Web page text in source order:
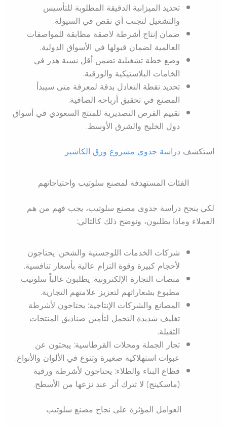
تحديد الميزانية الدقيقة المطلوبة للتأسيس
والتشغيل لتجنب أي نقص في السيولة.
ضمان إنتاج أشرطة لاصقة مطابقة للمواصفات
العالمية لضمان قبولها في الأسواق الدولية.
وضع خطة تشغيلية تضمن أقل نسبة هدر في
الخامات البلاستيكية والورقية.
تحديد نقطة التعادل بدقة لمعرفة متى سيبدأ
المصنع في تحقيق أرباحه الصافية.
تقييم الفرص التصديرية للمنتج السعودي في أسواق
دول الخليج والشرق الأوسط.
استكشف دراسة جدوى مشروع ورق الكاشير
الفئات المستهدفة لمصنع سلوتيب واحتياجاتهم
لكي ينجح دراسة جدوى مصنع سلوتيب، يجب فهم من هم
العملاء وماذا يطلبون، ونوضح ذلك كالتالي:
شركات الخدمات اللوجستية والشحن: يحتاجون
لأحجام كبيرة وقوة التزام عالية بأسعار تنافسية.
منصات التجارة الإلكترونية: يطلبون غالباً سلوتيب
مطبوع بشعاراتهم لتعزيز علامتهم التجارية.
المصانع والشركات الإنتاجية: يحتاجون لأشرطة
تغليف شديدة التحمل لتأمين صناديق المنتجات
الثقيلة.
تجار الجملة ومحلات القرطاسية: يبحثون عن
عبوات استهلاكية صغيرة وتنوع في الألوان والأنواع.
قطاع البناء والطلاء: يحتاجون لأشرطة ورقية
(ماسكينج) لا تترك أثر عند نزعها من الأسطح.
العوامل المؤثرة على نجاح مصنع سلوتيب